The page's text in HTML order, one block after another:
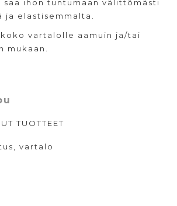
saa ihon tuntumaan välittömästi
ja elastisemmalta.
vartalolle aamuin ja/tai
mukaan.
TUOTTEET
vartalo